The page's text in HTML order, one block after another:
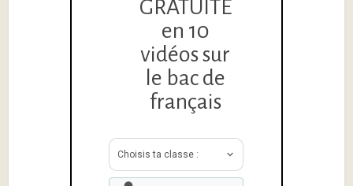
GRATUITE
en 10
vidéos sur
le bac de
français
Choisis ta classe :